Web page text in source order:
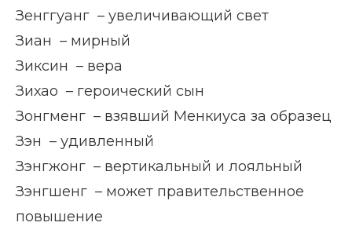
Зенггуанг – увеличивающий свет
Зиан – мирный
Зиксин – вера
Зихао – героический сын
Зонгменг – взявший Менкиуса за образец
Зэн – удивленный
Зэнгжонг – вертикальный и лояльный
Зэнгшенг – может правительственное
повышение